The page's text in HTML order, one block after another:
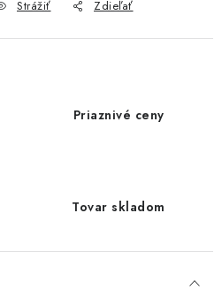
Strážiť Zdieľať
Priaznivé ceny
Tovar skladom